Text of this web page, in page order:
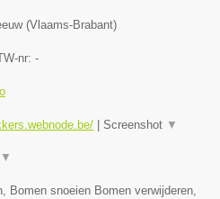
(Vlaams-Brabant)
nr: -
Screenshot ▼
▼
Bomen snoeien Bomen verwijderen,